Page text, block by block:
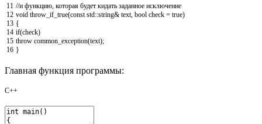
11
12
13
14
15
16
//и функцию, которая будет кидать заданное исключение
void throw_if_true(const std::string& text, bool check = true)
{
if(check)
throw common_exception(text);
}
Главная функция программы:
C++